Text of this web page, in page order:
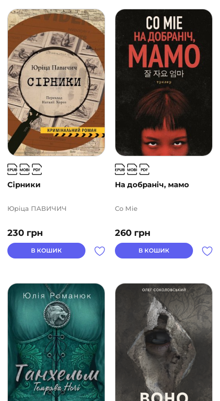
Сірники
230 грн
Юріца ПАВИЧИЧ
В КОШИК
На добраніч, мамо
260 грн
Co Міе
В КОШИК